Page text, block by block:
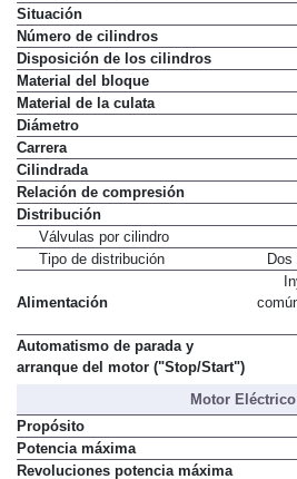
Revoluciones par máximo
Situación
Número de cilindros
Disposición de los cilindros
Material del bloque
Material de la culata
Diámetro
Carrera
Cilindrada
Relación de compresión
Distribución
Válvulas por cilindro
Automatismo de parada y
Motor
Propósito
Potencia máxima